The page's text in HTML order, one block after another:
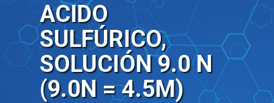
ACIDO
SULFÚRICO,
SOLUCIÓN 9.0 N
(9.0N = 4.5M)